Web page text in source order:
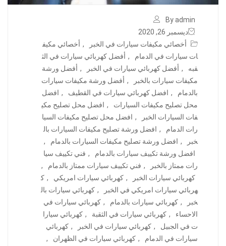
By admin
ديسمبر 26, 2020
أخصائي مكيفات سيارات في الخبر
, أخصائي مكيف
ات سيارات في الدمام
, أفضل كهربائي سيارات في الث
قبه
, أفضل كهربائي سيارات في الخبر , أفضل ورشة
مكيفات سيارات بالخبر
, أفضل ورشة مكيفات سيارات
بالدمام
, افضل كهربائي سيارات في القطيف , افضل
محل تصليح مكيفات السيارات
, افضل محل تصليح مكي
فات السيارات الخبر
, افضل محل تصليح مكيفات السيا
رات الدمام
, افضل ورشة تصليح مكيفات السيارات بال
خبر
, افضل ورشة تصليح مكيفات السيارات بالدمام
,
افضل ورشة تكييف سيارات بالدمام
, فني تكييف سيا
رات ممتاز بالخبر
, فني تكييف سيارات ممتاز بالدمام
,
كهربائي سيارات الخبر
, كهربائي سيارات امريكي , ك
هربائي سيارات امريكي في الخبر
, كهربائي سيارات بال
خبر
, كهربائي سيارات بالدمام , كهربائي سيارات في
الاحساء
, كهربائي سيارات في الثقبة , كهربائي سيارا
ت في الجبيل
, كهربائي سيارات في الخبر , كهربائي
سيارات في الدمام
, كهربائي سيارات في الظهران
,